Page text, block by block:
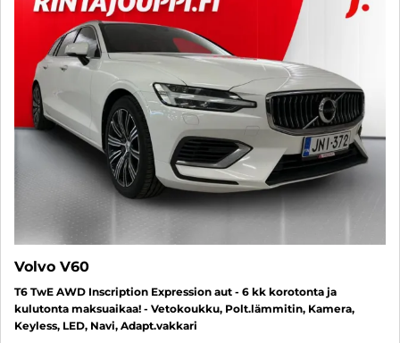
Volvo V60
T6 TwE AWD Inscription Expression aut - 6 kk korotonta ja
kulutonta maksuaikaa! - Vetokoukku, Polt.lämmitin, Kamera,
Keyless, LED, Navi, Adapt.vakkari